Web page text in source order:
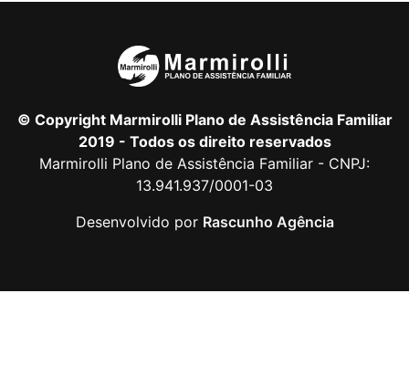
© Copyright Marmirolli Plano de Assistência Familiar
2019 - Todos os direito reservados
Marmirolli Plano de Assistência Familiar - CNPJ:
13.941.937/0001-03
Desenvolvido por Rascunho Agência